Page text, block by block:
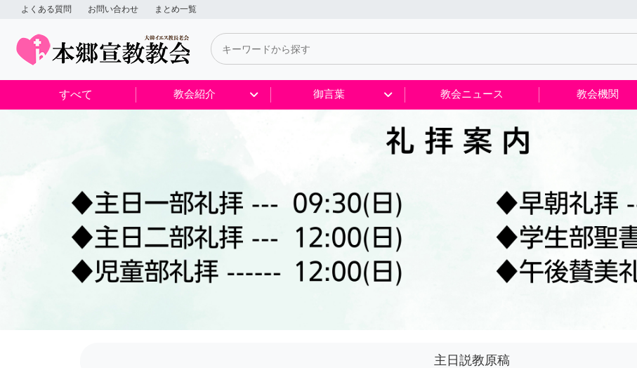
よくある質問 お問い合わせ まとめ一覧
すべて 教会紹介 御言葉 教会ニュース 教会機関
主日説教原稿